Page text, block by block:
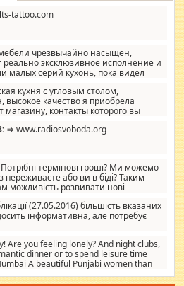
tattoo.com
чрезвычайно насыщен,
эксклюзивное исполнение и
малых серий кухонь, пока видел
креативненько и что главное -
ненужных наворотов удорожающих
фактор.
кухня с угловым столом,
высокое качество я приобрела
магазину, контакты которого вы
⇒ www.radiosvoboda.org
Потрібні термінові гроші? Ми можемо
переживаєте або ви в біді? Таким
можливість розвивати нові
дати їм шанс. Кожен
і, оскільки влада не зможе, вони
Для нас нема багато суми, і зрілість
сум і нічого іншого. Не чекайте і не
суму, яку ви хочете подати, і ми
зв'яжіться з нами
Вам потрібні термінові
(27.05.2016) більшість вказаних
інформативна, але потребує
Are you feeling lonely? And night clubs,
dinner or to spend leisure time
A beautiful Punjabi women than
that you guys feel like 5 star luxury
their search for loved solitaire free